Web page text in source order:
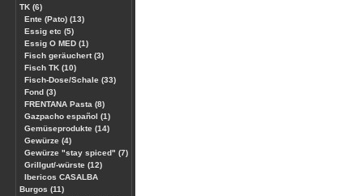
TK (6)
Ente (Pato) (13)
Essig etc (5)
Essig O MED (1)
Fisch geräuchert (3)
Fisch TK (10)
Fisch-Dose/Schale (33)
Fond (3)
FRENTANA Pasta (8)
Gazpacho español (1)
Gemüseprodukte (14)
Gewürze (4)
Gewürze "stay spiced" (7)
Grillgut/-würste (12)
Ibericos CASALBA
Burgos (11)